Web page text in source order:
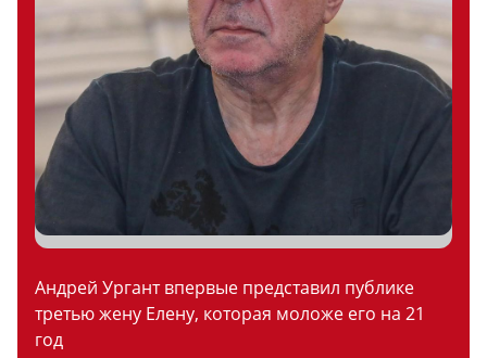
Андрей Ургант впервые представил публике
третью жену Елену, которая моложе его на 21
год